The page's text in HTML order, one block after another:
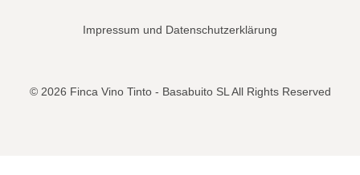
Impressum und Datenschutzerklärung
© 2026 Finca Vino Tinto - Basabuito SL All Rights Reserved